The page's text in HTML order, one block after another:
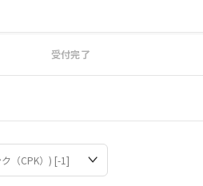
受付完了